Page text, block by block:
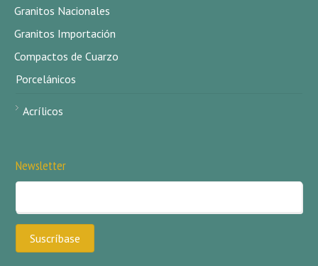
Granitos Nacionales
Granitos Importación
Compactos de Cuarzo
Porcelánicos
Acrílicos
Newsletter